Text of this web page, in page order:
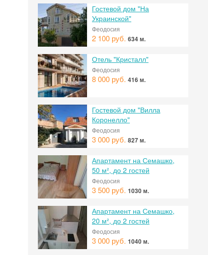
Гостевой дом "На
Украинской"
Феодосия
2 100 руб. 634 м.
Отель "Кристалл"
Феодосия
8 000 руб. 416 м.
Гостевой дом "Вилла
Коронелло"
Феодосия
3 000 руб. 827 м.
Апартамент на Семашко,
50 м², до 2 гостей
Феодосия
3 500 руб. 1030 м.
Апартамент на Семашко,
20 м², до 2 гостей
Феодосия
3 000 руб. 1040 м.